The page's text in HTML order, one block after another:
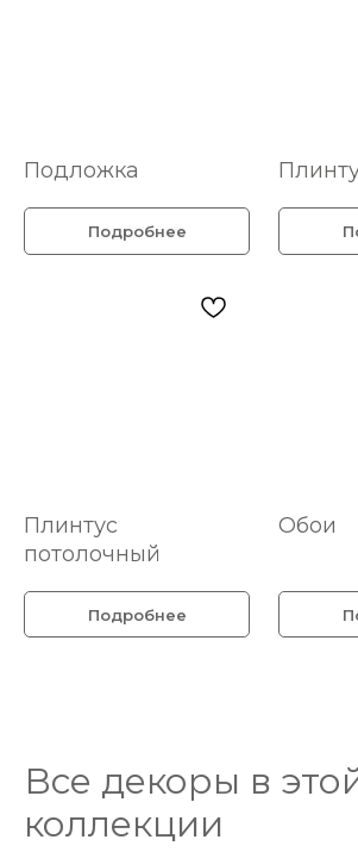
Подложка
Подробнее
Плинтус
потолочный
Подробнее
Обои
Все декоры в
коллекции